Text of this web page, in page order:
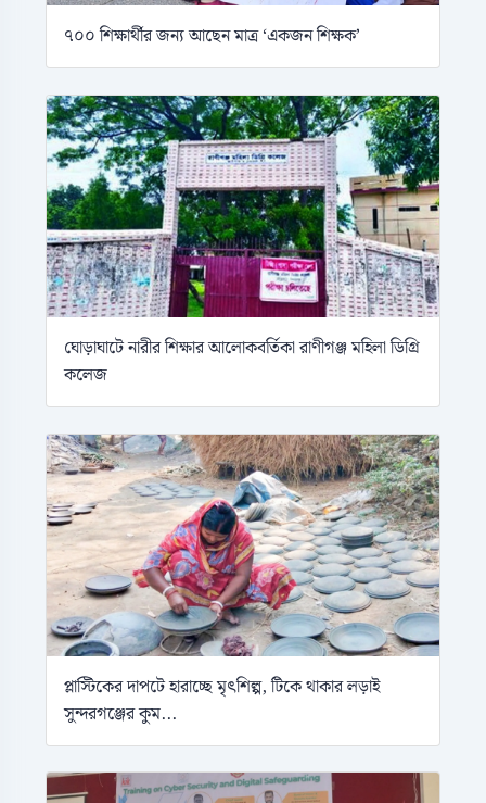
৭০০ শিক্ষার্থীর জন্য আছেন মাত্র ‘একজন শিক্ষক’
ঘোড়াঘাটে নারীর শিক্ষার আলোকবর্তিকা রাণীগঞ্জ মহিলা ডিগ্রি
কলেজ
প্লাস্টিকের দাপটে হারাচ্ছে মৃৎশিল্প, টিকে থাকার লড়াই
সুন্দরগঞ্জের কুম...